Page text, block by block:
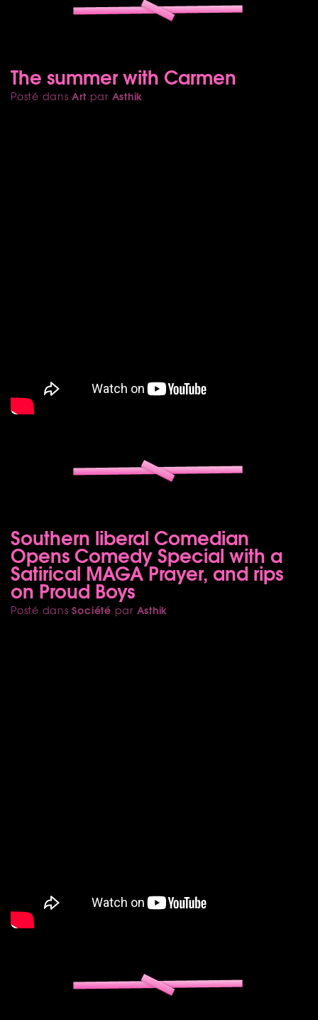
The summer with Carmen
Posté dansArt par Asthik
Southern liberal Comedian
Opens Comedy Special with a
Satirical MAGA Prayer, and rips
on Proud Boys
Posté dansSociété par Asthik